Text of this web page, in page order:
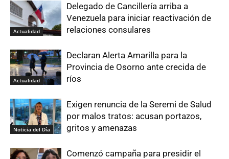
Actualidad
Delegado de Cancillería arriba a
Venezuela para iniciar reactivación de
relaciones consulares
Actualidad
Declaran Alerta Amarilla para la
Provincia de Osorno ante crecida de
ríos
Noticia del Día
Exigen renuncia de la Seremi de Salud
por malos tratos: acusan portazos,
gritos y amenazas
Comenzó campaña para presidir el